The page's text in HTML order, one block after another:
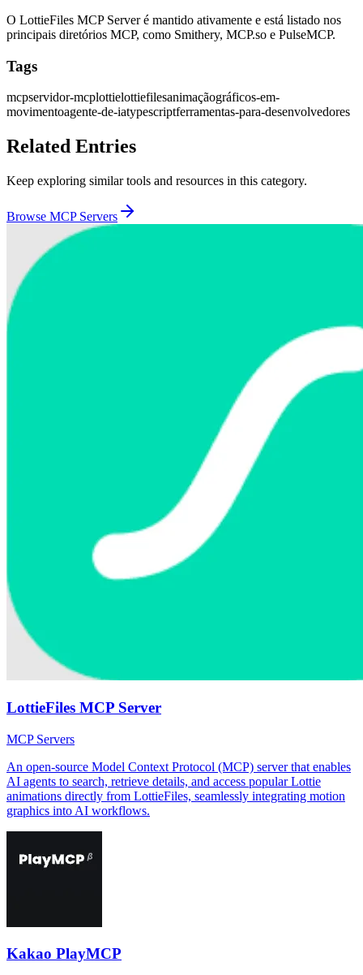
O LottieFiles MCP Server é mantido ativamente e está listado nos
principais diretórios MCP, como Smithery, MCP.so e PulseMCP.
Tags
mcpservidor-mcplottielottiefilesanimaçãográficos-em-
movimentoagente-de-iatypescriptferramentas-para-desenvolvedores
Related Entries
Keep exploring similar tools and resources in this category.
Browse MCP Servers
LottieFiles MCP Server
MCP Servers
An open-source Model Context Protocol (MCP) server that enables
AI agents to search, retrieve details, and access popular Lottie
animations directly from LottieFiles, seamlessly integrating motion
graphics into AI workflows.
Kakao PlayMCP